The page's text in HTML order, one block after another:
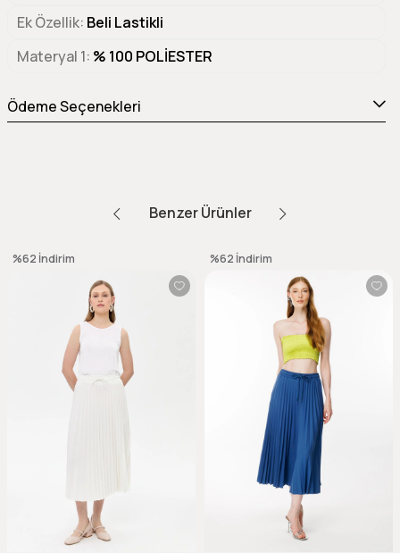
Ek Özellik Beli Lastikli
Materyal 1 % 100 POLİESTER
Ödeme Seçenekleri
Benzer Ürünler
%62 İndirim %62 İndirim